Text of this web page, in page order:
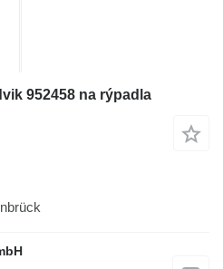
952458 na rýpadla